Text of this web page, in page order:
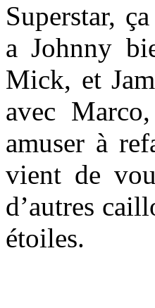
Superstar,
a Johnny
Mick, et
avec
amuser à
vient de
d’autres
étoiles.